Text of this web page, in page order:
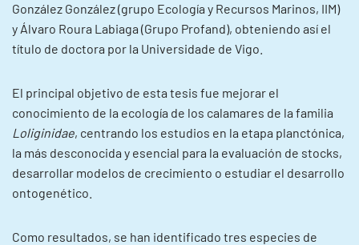
González González (grupo Ecología y Recursos Marinos, IIM)
y Álvaro Roura Labiaga (Grupo Profand), obteniendo así el
título de doctora por la Universidade de Vigo.
El principal objetivo de esta tesis fue mejorar el
conocimiento de la ecología de los calamares de la familia
Loliginidae, centrando los estudios en la etapa planctónica,
la más desconocida y esencial para la evaluación de stocks,
desarrollar modelos de crecimiento o estudiar el desarrollo
ontogenético.
Como resultados, se han identificado tres especies de